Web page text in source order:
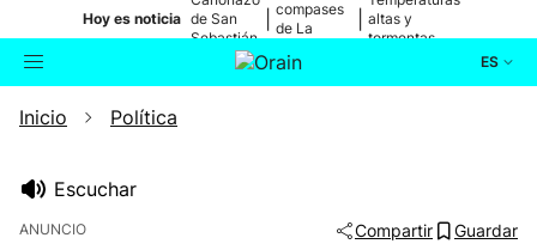
Hoy es noticia de San
Sebastián
compases
de La
altas y
tormentas
ES
Buscador
Inicio Política
Escuchar
ANUNCIO Compartir Guardar